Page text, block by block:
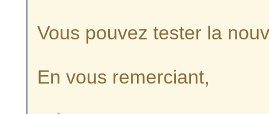
Vous pouvez tester la
En vous remerciant,